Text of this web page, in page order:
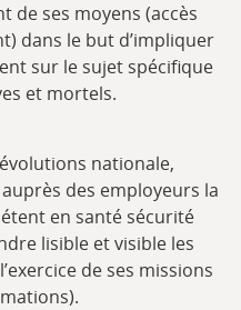
de ses moyens (accès
dans le but d’impliquer
sur le sujet spécifique
et mortels.
nationale,
des employeurs la
en santé sécurité
lisible et visible les
de ses missions